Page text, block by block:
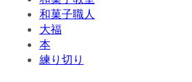
和菓子職人
大福
本
練り切り